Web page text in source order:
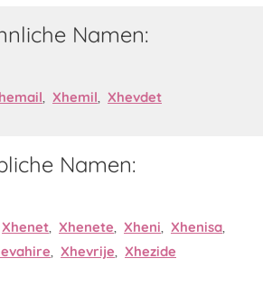
Namen:
, Xhemil, Xhevdet
Namen:
Xhenet, Xhenete, Xheni, Xhenisa,
, Xhevrije, Xhezide